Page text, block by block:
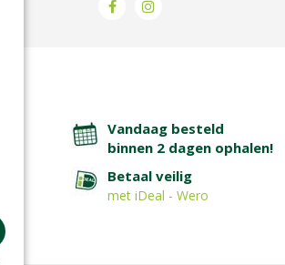
Vandaag besteld
binnen 2 dagen ophalen!
Betaal veilig
met iDeal - Wero